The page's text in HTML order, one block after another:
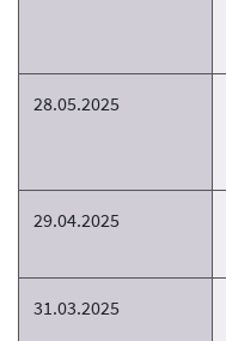
28.05.2025
29.04.2025
31.03.2025